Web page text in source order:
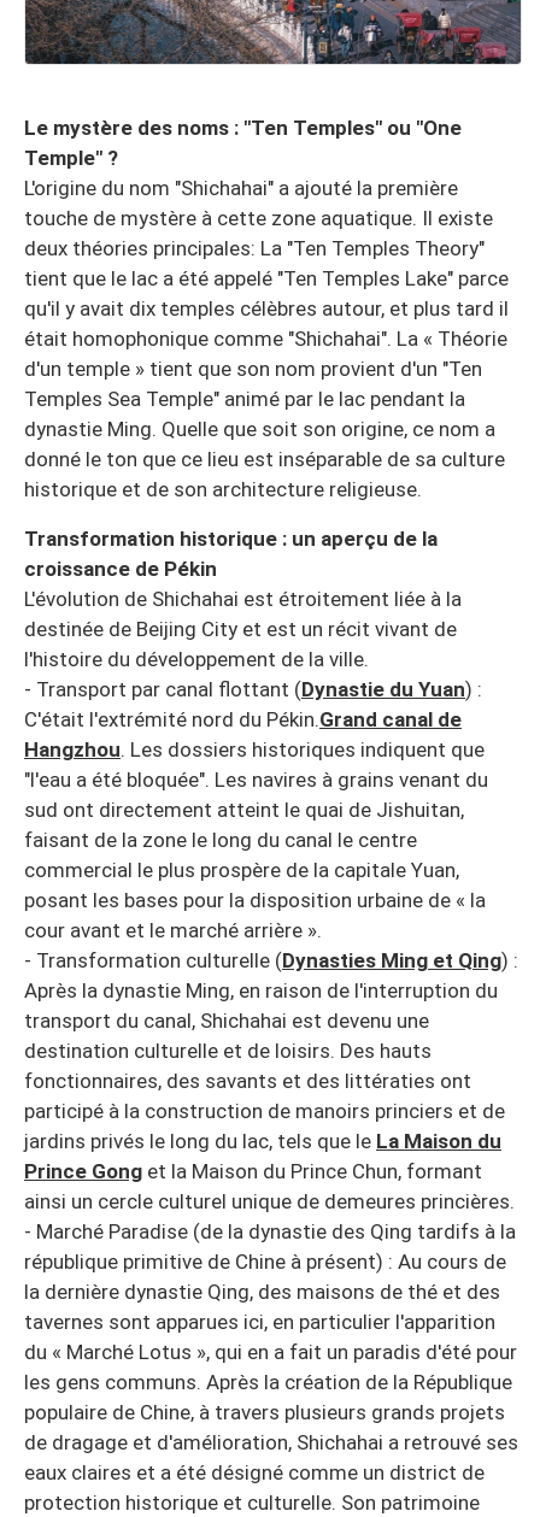
Le mystère des noms : "Ten Temples" ou "One
Temple" ?
L'origine du nom "Shichahai" a ajouté la première
touche de mystère à cette zone aquatique. Il existe
deux théories principales: La "Ten Temples Theory"
tient que le lac a été appelé "Ten Temples Lake" parce
qu'il y avait dix temples célèbres autour, et plus tard il
était homophonique comme "Shichahai". La « Théorie
d'un temple » tient que son nom provient d'un "Ten
Temples Sea Temple" animé par le lac pendant la
dynastie Ming. Quelle que soit son origine, ce nom a
donné le ton que ce lieu est inséparable de sa culture
historique et de son architecture religieuse.
Transformation historique : un aperçu de la
croissance de Pékin
L'évolution de Shichahai est étroitement liée à la
destinée de Beijing City et est un récit vivant de
l'histoire du développement de la ville.
- Transport par canal flottant (Dynastie du Yuan) :
C'était l'extrémité nord du Pékin.Grand canal de
Hangzhou. Les dossiers historiques indiquent que
"l'eau a été bloquée". Les navires à grains venant du
sud ont directement atteint le quai de Jishuitan,
faisant de la zone le long du canal le centre
commercial le plus prospère de la capitale Yuan,
posant les bases pour la disposition urbaine de « la
cour avant et le marché arrière ».
- Transformation culturelle (Dynasties Ming et Qing) :
Après la dynastie Ming, en raison de l'interruption du
transport du canal, Shichahai est devenu une
destination culturelle et de loisirs. Des hauts
fonctionnaires, des savants et des littératies ont
participé à la construction de manoirs princiers et de
jardins privés le long du lac, tels que le La Maison du
Prince Gong et la Maison du Prince Chun, formant
ainsi un cercle culturel unique de demeures princières.
- Marché Paradise (de la dynastie des Qing tardifs à la
république primitive de Chine à présent) : Au cours de
la dernière dynastie Qing, des maisons de thé et des
tavernes sont apparues ici, en particulier l'apparition
du « Marché Lotus », qui en a fait un paradis d'été pour
les gens communs. Après la création de la République
populaire de Chine, à travers plusieurs grands projets
de dragage et d'amélioration, Shichahai a retrouvé ses
eaux claires et a été désigné comme un district de
protection historique et culturelle. Son patrimoine